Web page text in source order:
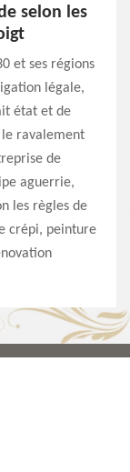
selon les
et ses régions
légale,
état et de
le ravalement
de
aguerrie,
les règles de
crépi, peinture